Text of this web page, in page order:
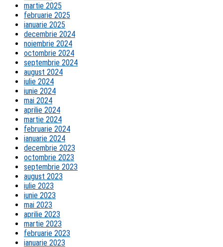
martie 2025
februarie 2025
ianuarie 2025
decembrie 2024
noiembrie 2024
octombrie 2024
septembrie 2024
august 2024
iulie 2024
iunie 2024
mai 2024
aprilie 2024
martie 2024
februarie 2024
ianuarie 2024
decembrie 2023
octombrie 2023
septembrie 2023
august 2023
iulie 2023
iunie 2023
mai 2023
aprilie 2023
martie 2023
februarie 2023
ianuarie 2023